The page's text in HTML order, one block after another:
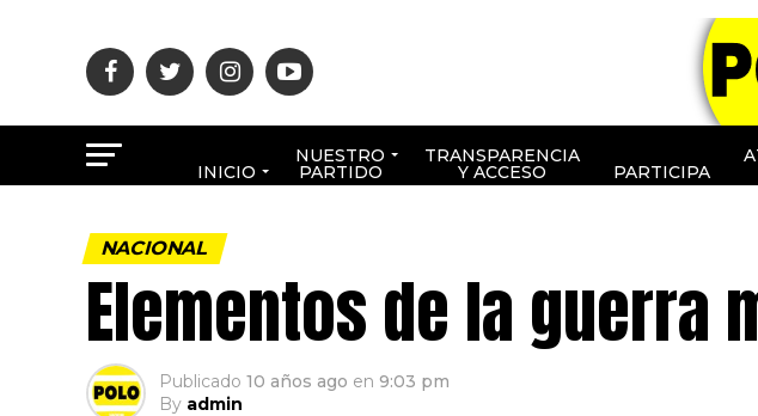
INICIO
NUESTRO
PARTIDO
TRANSPARENCIA
Y ACCESO PARTICIPA
NACIONAL
Elementos de la guerra
Publicado 10 años ago en 9:03 pm
By admin